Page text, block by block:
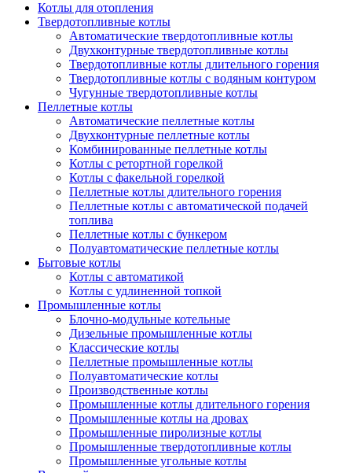
Котлы для отопления
Твердотопливные котлы
Автоматические твердотопливные котлы
Двухконтурные твердотопливные котлы
Твердотопливные котлы длительного горения
Твердотопливные котлы с водяным контуром
Чугунные твердотопливные котлы
Пеллетные котлы
Автоматические пеллетные котлы
Двухконтурные пеллетные котлы
Комбинированные пеллетные котлы
Котлы с ретортной горелкой
Котлы с факельной горелкой
Пеллетные котлы длительного горения
Пеллетные котлы с автоматической подачей
топлива
Пеллетные котлы с бункером
Полуавтоматические пеллетные котлы
Бытовые котлы
Котлы с автоматикой
Котлы с удлиненной топкой
Промышленные котлы
Блочно-модульные котельные
Дизельные промышленные котлы
Классические котлы
Пеллетные промышленные котлы
Полуавтоматические котлы
Производственные котлы
Промышленные котлы длительного горения
Промышленные котлы на дровах
Промышленные пиролизные котлы
Промышленные твердотопливные котлы
Промышленные угольные котлы